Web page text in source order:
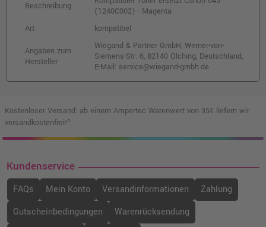
Beschreibung
(1240C002) · Magenta
Art
kompatibel
Angaben zum
Hersteller
Wiegand & Partner GmbH, Werner-von-
Siemens-Str. 6, 82140 Olching, Deutschland,
E-Mail: service@wiegand-gmbh.de
Kostenloser Versand: ab einem Ampertec Warenwert von 35€ liefern wir
versandkostenfrei!¹
Kundenservice
FAQs Mein Konto Versandinformationen
Zahlung
Gutscheinbedingungen
Warenrücksendung